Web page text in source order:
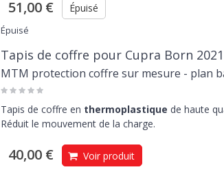
51,00 € Épuisé
Épuisé
Tapis de coffre pour Cupra Born
MTM protection coffre sur mesure - plan
Tapis de coffre en thermoplastique de haute
Réduit le mouvement de la charge.
40,00 € Voir produit